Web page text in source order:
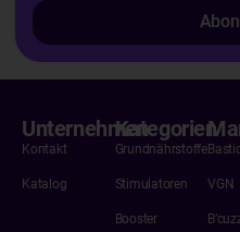
Unternehmen
Kontakt
Katalog
Kategorien
Grundnährstoffe
Stimulatoren
Booster
VGN